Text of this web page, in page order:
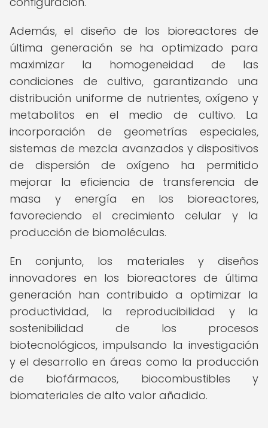
Además, el diseño de los bioreactores de
última generación se ha optimizado para
maximizar la homogeneidad de las
condiciones de cultivo, garantizando una
distribución uniforme de nutrientes, oxígeno y
metabolitos en el medio de cultivo. La
incorporación de geometrías especiales,
sistemas de mezcla avanzados y dispositivos
de dispersión de oxígeno ha permitido
mejorar la eficiencia de transferencia de
masa y energía en los bioreactores,
favoreciendo el crecimiento celular y la
producción de biomoléculas.
En conjunto, los materiales y diseños
innovadores en los bioreactores de última
generación han contribuido a optimizar la
productividad, la reproducibilidad y la
sostenibilidad de los procesos
biotecnológicos, impulsando la investigación
y el desarrollo en áreas como la producción
de biofármacos, biocombustibles y
biomateriales de alto valor añadido.